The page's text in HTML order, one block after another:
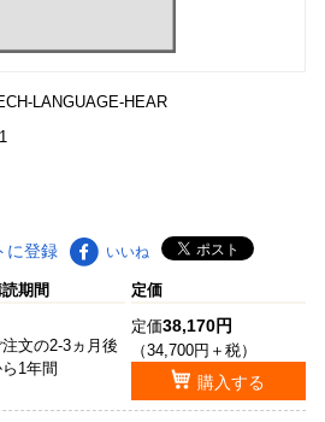
LANGUAGE-HEAR
に登録 いいね
期間 定価
注文の2-3ヵ月後
1年間
定価38,170円
（34,700円＋税）
購入する